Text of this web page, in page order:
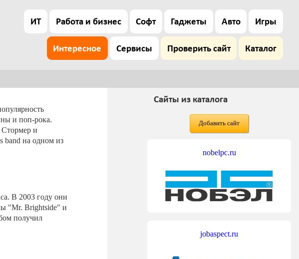
ИТ Работа и бизнес Софт Гаджеты Авто Игры
Интересное Сервисы Проверить сайт Каталог
и поп-рока.
и
band на одном из
В 2003 году они
"Mr. Brightside" и
получил
Сайты из каталога
Добавить сайт
nobelpc.ru
jobaspect.ru